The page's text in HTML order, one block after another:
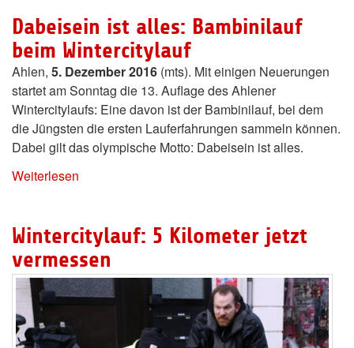
Dabeisein ist alles: Bambinilauf
beim Wintercitylauf
Ahlen, 5. Dezember 2016 (mts). Mit einigen Neuerungen
startet am Sonntag die 13. Auflage des Ahlener
Wintercitylaufs: Eine davon ist der Bambinilauf, bei dem
die Jüngsten die ersten Lauferfahrungen sammeln können.
Dabei gilt das olympische Motto: Dabeisein ist alles.
Weiterlesen
Wintercitylauf: 5 Kilometer jetzt
vermessen